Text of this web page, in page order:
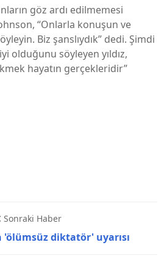
göz ardı edilmemesi
“Onlarla konuşun ve
Biz şanslıydık” dedi. Şimdi
olduğunu söyleyen yıldız,
hayatın gerçekleridir”
Sonraki Haber
diktatör' uyarısı